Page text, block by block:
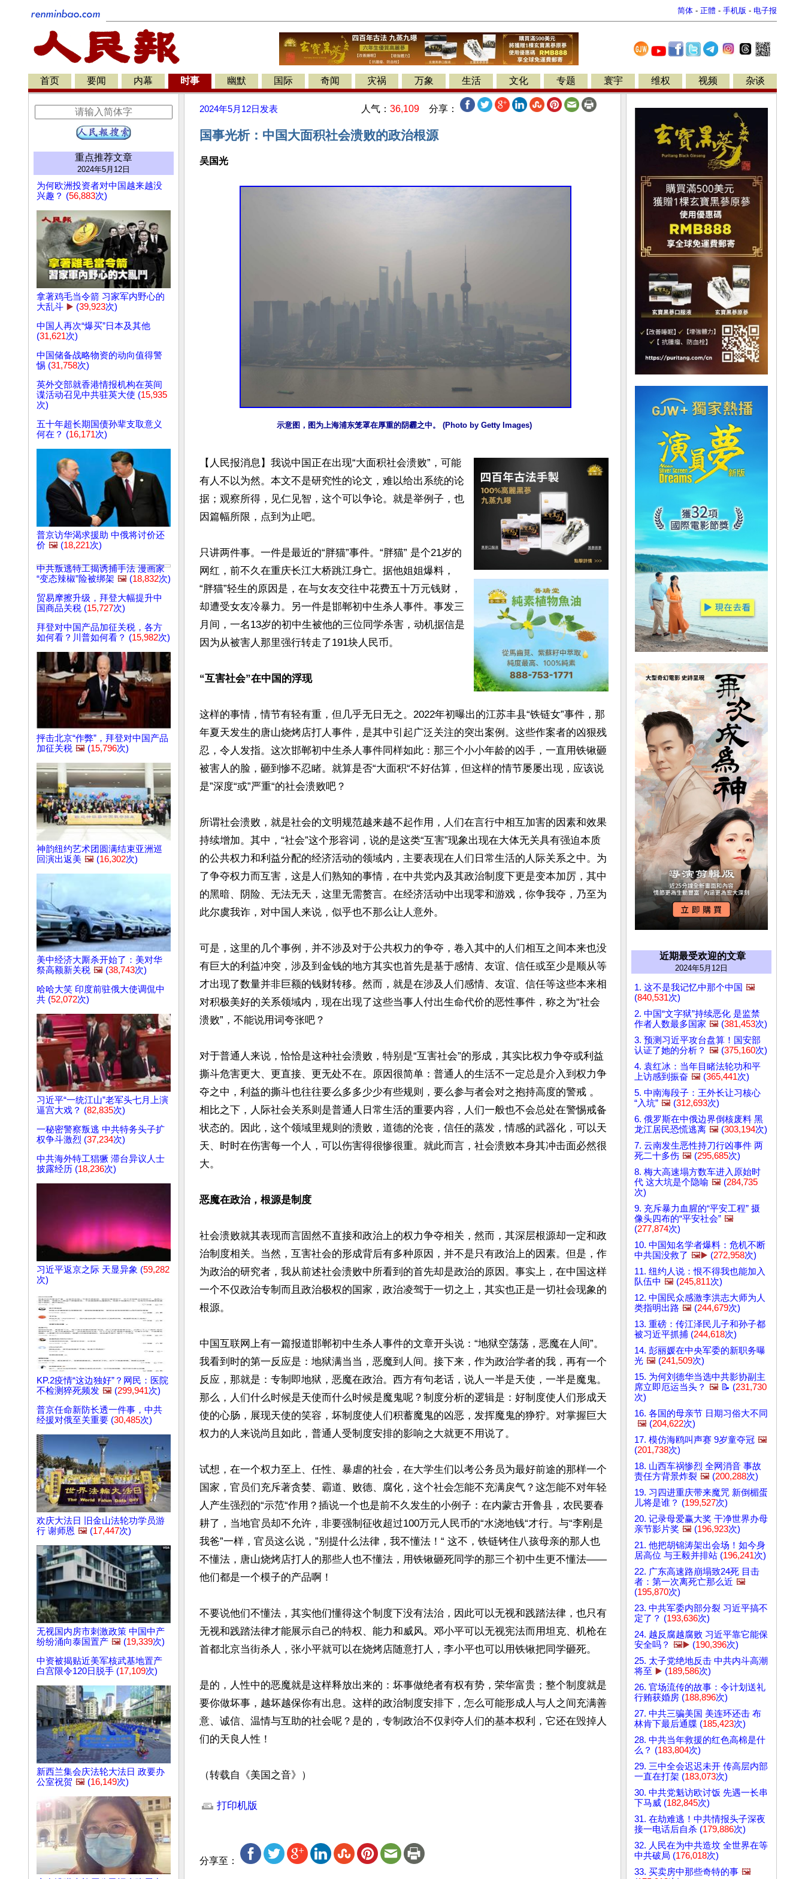
简体 - 正體 - 手机版 - 电子报
首页 要闻 内幕 时事 幽默 国际 奇闻 灾祸 万象 生活 文化 专题 寰宇 维权 视频 杂谈
重点推荐文章
2024年5月12日
为何欧洲投资者对中国越来越没
兴趣？ (56,883次)
拿著鸡毛当令箭 习家军内野心的
大乱斗 ▶️ (39,923次)
中国人再次“爆买”日本及其他
(31,621次)
中国储备战略物资的动向值得警
惕 (31,758次)
英外交部就香港情报机构在英间
谍活动召见中共驻英大使 (15,935
次)
五十年超长期国债孙辈支取意义
何在？ (16,171次)
普京访华渴求援助 中俄将讨价还
价 🖼️ (18,221次)
中共叛逃特工揭诱捕手法 漫画家
“变态辣椒”险被绑架 🖼️ (18,832次)
贸易摩擦升级，拜登大幅提升中
国商品关税 (15,727次)
拜登对中国产品加征关税，各方
如何看？川普如何看？ (15,982次)
抨击北京“作弊”，拜登对中国产品
加征关税 🖼️ (15,796次)
神韵纽约艺术团圆满结束亚洲巡
回演出返美 🖼️ (16,302次)
美中经济大厮杀开始了：美对华
祭高额新关税 🖼️ (38,743次)
哈哈大笑 印度前驻俄大使调侃中
共 (52,072次)
习近平“一统江山”老军头七月上演
逼宫大戏？ (82,835次)
一秘密警察叛逃 中共特务头子扩
权争斗激烈 (37,234次)
中共海外特工猖獗 滞台异议人士
披露经历 (18,236次)
习近平返京之际 天显异象 (59,282
次)
KP.2疫情“这边独好”？网民：医院
不检测猝死频发 🖼️ (299,941次)
普京任命新防长透一件事，中共
经援对俄至关重要 (30,485次)
欢庆大法日 旧金山法轮功学员游
行 谢师恩 🖼️ (17,447次)
无视国内房市刺激政策 中国中产
纷纷涌向泰国置产 🖼️ (19,339次)
中资被揭贴近美军核武基地置产
白宫限令120日脱手 (17,109次)
新西兰集会庆法轮大法日 政要办
公室祝贺 🖼️ (16,149次)
2024年5月12日 发表 人气： 36,109 分享：
国事光析：中国大面积社会溃败的政治根源
吴国光
示意图，图为上海浦东笼罩在厚重的阴霾之中。 (Photo by Getty Images)
【人民报消息】我说中国正在出现“大面积社会溃败”，可能
有人不以为然。本文不是研究性的论文，难以给出系统的论
据；观察所得，见仁见智，这个可以争论。就是举例子，也
因篇幅所限，点到为止吧。
只讲两件事。一件是最近的“胖猫”事件。“胖猫” 是个21岁的
网红，前不久在重庆长江大桥跳江身亡。据他姐姐爆料，
“胖猫”轻生的原因是，在与女友交往中花费五十万元钱财，
却遭受女友冷暴力。另一件是邯郸初中生杀人事件。事发三
月间，一名13岁的初中生被他的三位同学杀害，动机据信是
因为从被害人那里强行转走了191块人民币。
“互害社会”在中国的浮现
这样的事情，情节有轻有重，但几乎无日无之。2022年初曝出的江苏丰县“铁链女”事件，那
年夏天发生的唐山烧烤店打人事件，是其中引起广泛关注的突出案例。这些作案者的凶狠残
忍，令人发指。这次邯郸初中生杀人事件同样如此：那三个小小年龄的凶手，一直用铁锹砸
被害人的脸，砸到惨不忍睹。就算是否“大面积“不好估算，但这样的情节屡屡出现，应该说
是”深度“或”严重“的社会溃败吧？
所谓社会溃败，就是社会的文明规范越来越不起作用，人们在言行中相互加害的因素和效果
持续增加。其中，“社会”这个形容词，说的是这类“互害”现象出现在大体无关具有强迫本质
的公共权力和利益分配的经济活动的领域内，主要表现在人们日常生活的人际关系之中。为
了争夺权力而互害，这是人们熟知的事情，在中共党内及其政治制度下更是变本加厉，其中
的黑暗、阴险、无法无天，这里无需赘言。在经济活动中出现零和游戏，你争我夺，乃至为
此尔虞我诈，对中国人来说，似乎也不那么让人意外。
可是，这里的几个事例，并不涉及对于公共权力的争夺，卷入其中的人们相互之间本来也没
有巨大的利益冲突，涉及到金钱的地方其实也首先是基于感情、友谊、信任或至少是顺从等
才出现了数量并非巨额的钱财转移。然而，就是在涉及人们感情、友谊、信任等这些本来相
对积极美好的关系领域内，现在出现了这些当事人付出生命代价的恶性事件，称之为“社会
溃败”，不能说用词夸张吧？
对于普通人来说，恰恰是这种社会溃败，特别是“互害社会”的形成，其实比权力争夺或利益
撕斗危害更大、更直接、更无处不在。原因很简单：普通人的生活不一定总是介入到权力争
夺之中，利益的撕斗也往往要么多多少少有些规则，要么参与者会对之抱持高度的警戒 。
相比之下，人际社会关系则是普通人日常生活的重要内容，人们一般也不会总处在警惕戒备
状态的。因此，这个领域里规则的溃败，道德的沦丧，信任的蒸发，情感的武器化，可以天
天、时时在伤害每一个人，可以伤害得很惨很重。就此而言，社会溃败本身其冲击面必然很
大。
恶魔在政治，根源是制度
社会溃败就其表现而言固然不直接和政治上的权力争夺相关，然而，其深层根源却一定和政
治制度相关。当然，互害社会的形成背后有多种原因，并不是只有政治上的因素。但是，作
为政治的研究者，我从前述社会溃败中所看到的首先却是政治的原因。事实上，在中国这样
一个不仅政治专制而且政治极权的国家，政治凌驾于一切之上，其实也正是一切社会现象的
根源。
中国互联网上有一篇报道邯郸初中生杀人事件的文章开头说：“地狱空荡荡，恶魔在人间”。
我看到时的第一反应是：地狱满当当，恶魔到人间。接下来，作为政治学者的我，再有一个
反应，那就是：专制即地狱，恶魔在政治。西方有句老话，说人一半是天使，一半是魔鬼。
那么，人们什么时候是天使而什么时候是魔鬼呢？制度分析的逻辑是：好制度使人们形成天
使的心肠，展现天使的笑容，坏制度使人们积蓄魔鬼的凶恶，发挥魔鬼的狰狞。对掌握巨大
权力的人来说尚且如此，普通人受制度安排的影响之大就更不用说了。
试想，在一个权力至上、任性、暴虐的社会，在大学生们以考公务员为最好前途的那样一个
国家，官员们充斥著贪婪、霸道、败德、腐化，这个社会怎能不充满戾气？这怎能不对年轻
人产生强烈的“示范“作用？插说一个也是前不久发生的小例子：在内蒙古开鲁县，农民要春
耕了，当地官员却不允许，非要强制征收超过100万元人民币的“水浇地钱“才行。与“李刚是
我爸”一样，官员这么说，”别提什么法律，我不懂法！“ 这不，铁链铐住八孩母亲的那人也
不懂法，唐山烧烤店打人的那些人也不懂法，用铁锹砸死同学的那三个初中生更不懂法——
他们都是一个模子的产品啊！
不要说他们不懂法，其实他们懂得这个制度下没有法治，因此可以无视和践踏法律，也只有
无视和践踏法律才能展示自己的特权、能力和威风。邓小平可以无视宪法而用坦克、机枪在
首都北京当街杀人，张小平就可以在烧烤店随意打人，李小平也可以用铁锹把同学砸死。
是的，人性中的恶魔就是这样释放出来的：坏事做绝者有权有势，荣华富贵；整个制度就是
要你做坏事，越坏越保你有出息。这样的政治制度安排下，怎么可能形成人与人之间充满善
意、诚信、温情与互助的社会呢？是的，专制政治不仅剥夺人们的基本权利，它还在毁掉人
们的天良人性！
（转载自《美国之音》）
打印机版
分享至：
近期最受欢迎的文章
2024年5月12日
1. 这不是我记忆中那个中国 🖼️
(840,531次)
2. 中国“文字狱”持续恶化 是监禁
作者人数最多国家 🖼️ (381,453次)
3. 预测习近平攻台盘算！国安部
认证了她的分析？ 🖼️ (375,160次)
4. 袁红冰：当年目睹法轮功和平
上访感到振奋 🖼️ (365,441次)
5. 中南海段子：王外长让习核心
“入坑” 🖼️ (312,693次)
6. 俄罗斯在中俄边界倒核废料 黑
龙江居民恐慌逃离 🖼️ (303,194次)
7. 云南发生恶性持刀行凶事件 两
死二十多伤 🖼️ (295,685次)
8. 梅大高速塌方数车进入原始时
代 这大坑是个隐喻 🖼️ (284,735
次)
9. 充斥暴力血腥的“平安工程” 摄
像头四布的“平安社会” 🖼️
(277,874次)
10. 中国知名学者爆料：危机不断
中共国没救了 🖼️▶️ (272,958次)
11. 纽约人说：恨不得我也能加入
队伍中 🖼️ (245,811次)
12. 中国民众感激李洪志大师为人
类指明出路 🖼️ (244,679次)
13. 重磅：传江泽民儿子和孙子都
被习近平抓捕 (244,618次)
14. 彭丽媛在中央军委的新职务曝
光 🖼️ (241,509次)
15. 为何刘德华当选中共影协副主
席立即厄运当头？ 🖼️ 📝 (231,730
次)
16. 各国的母亲节 日期习俗大不同
🖼️ (204,622次)
17. 模仿海鸥叫声赛 9岁童夺冠 🖼️
(201,738次)
18. 山西车祸惨烈 全网消音 事故
责任方背景炸裂 🖼️ (200,288次)
19. 习四进重庆带来魔咒 新倒楣蛋
儿将是谁？ (199,527次)
20. 记录母爱赢大奖 干净世界办母
亲节影片奖 🖼️ (196,923次)
21. 他把胡锦涛架出会场！如今身
居高位 与王毅并排站 (196,241次)
22. 广东高速路崩塌致24死 目击
者：第一次离死亡那么近 🖼️
(195,870次)
23. 中共军委内部分裂 习近平搞不
定了？ (193,636次)
24. 越反腐越腐败 习近平靠它能保
安全吗？ 🖼️▶️ (190,396次)
25. 太子党绝地反击 中共内斗高潮
将至 ▶️ (189,586次)
26. 官场流传的故事：令计划送礼
行贿获婚房 (188,896次)
27. 中共三骗美国 美连环还击 布
林肯下最后通牒 (185,423次)
28. 中共当年救援的红色高棉是什
么？ (183,804次)
29. 三中全会迟迟未开 传高层内部
一直在打架 (183,073次)
30. 中共党魁访欧讨饭 先遇一长串
下马威 (182,845次)
31. 在劫难逃！中共情报头子深夜
接一电话后自杀 (179,886次)
32. 人民在为中共造坟 全世界在等
中共破局 (176,018次)
33. 买卖房中那些奇特的事 🖼️